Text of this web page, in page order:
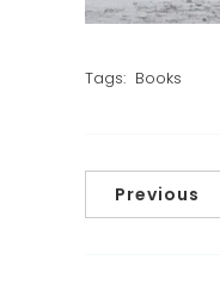
Tags: Books
Previous